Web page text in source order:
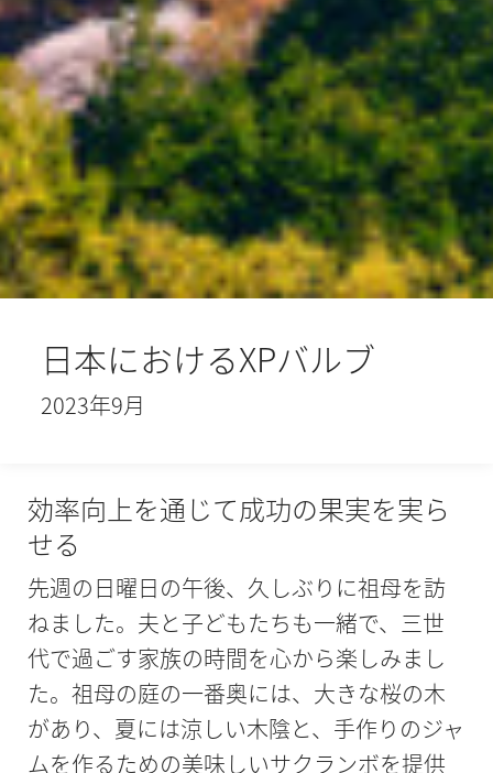
日本におけるXPバルブ
2023年9月
効率向上を通じて成功の果実を実ら
せる
先週の日曜日の午後、久しぶりに祖母を訪
ねました。夫と子どもたちも一緒で、三世
代で過ごす家族の時間を心から楽しみまし
た。祖母の庭の一番奥には、大きな桜の木
があり、夏には涼しい木陰と、手作りのジャ
ムを作るための美味しいサクランボを提供